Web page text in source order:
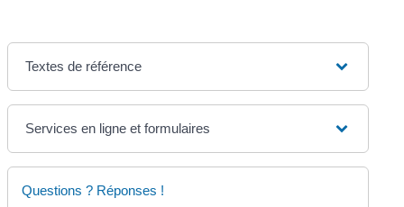
Textes de référence
Services en ligne et formulaires
Questions ? Réponses !